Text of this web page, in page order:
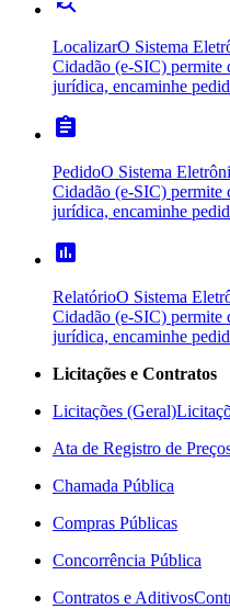
LocalizarO Sistema
Cidadão (e-SIC) permite
jurídica, encaminhe
assignment
PedidoO Sistema
Cidadão (e-SIC) permite
jurídica, encaminhe
poll
RelatórioO Sistema
Cidadão (e-SIC) permite
jurídica, encaminhe
Licitações e Contratos
Licitações (Geral)
Ata de Registro de
Chamada Pública
Compras Públicas
Concorrência Pública
Contratos e Aditivos